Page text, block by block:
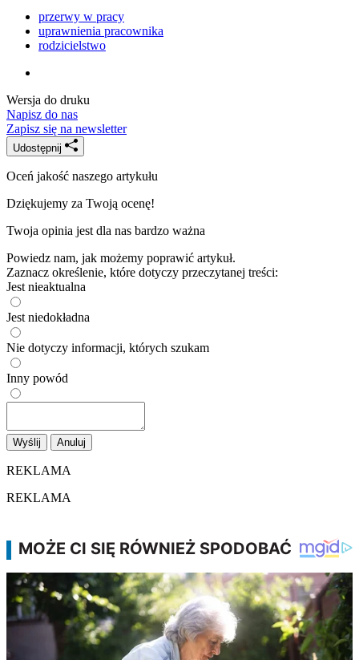
przerwy w pracy
uprawnienia pracownika
rodzicielstwo
Wersja do druku
Napisz do nas
Zapisz się na newsletter
Udostępnij
Oceń jakość naszego artykułu
Dziękujemy za Twoją ocenę!
Twoja opinia jest dla nas bardzo ważna
Powiedz nam, jak możemy poprawić artykuł.
Zaznacz określenie, które dotyczy przeczytanej treści:
Jest nieaktualna
Jest niedokładna
Nie dotyczy informacji, których szukam
Inny powód
Wyślij Anuluj
REKLAMA
REKLAMA